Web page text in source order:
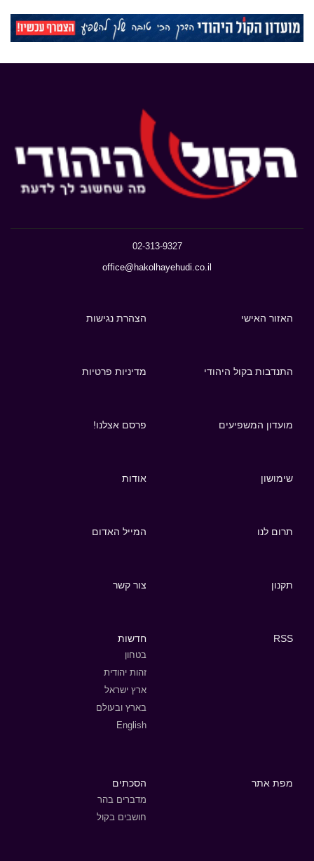
02-313-9327
office@hakolhayehudi.co.il
האזור האישי הצהרת נגישות
התנדבות בקול היהודי מדיניות פרטיות
מועדון המשפיעים פרסם אצלנו!
שימושון אודות
תרום לנו המייל האדום
תקנון צור קשר
RSS חדשות
בטחון
זהות יהודית
ארץ ישראל
בארץ ובעולם
English
מפת אתר הסכתים
מדברים בהר
חושבים בקול